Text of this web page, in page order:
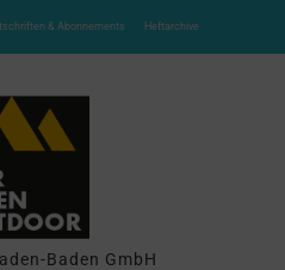
& Abonnements Heftarchive
Baden GmbH